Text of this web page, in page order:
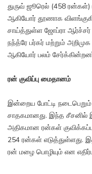
துருவ் ஜூரெல் (458
ஆகியோர் தூணாக
சாய்த்துள்ள ஜோப்ரா
நந்த்ரே பர்கர் மற்றும்
ஆகியோர் பலம்
ரன் குவிப்பு மைதானம்
இன்றைய போட்டி நடைபெறும்
சாதகமானது. இந்த சீசனில்
அதிகமான ரன்கள்
254 ரன்கள் எடுத்துள்ளது.
ரன் மழை பொழியும் என